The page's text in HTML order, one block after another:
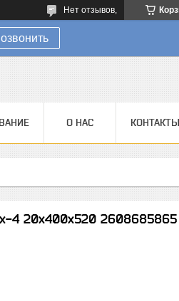
Нет отзывов,
О НАС КОНТАКТЫ
4 20х400х520 2608685865